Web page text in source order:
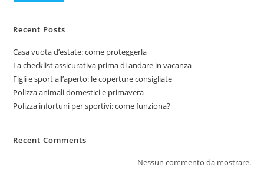
Recent Posts
Casa vuota d’estate: come proteggerla
La checklist assicurativa prima di andare in vacanza
Figli e sport all’aperto: le coperture consigliate
Polizza animali domestici e primavera
Polizza infortuni per sportivi: come funziona?
Recent Comments
Nessun commento da mostrare.